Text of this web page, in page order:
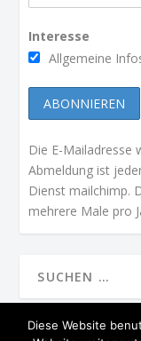
Interesse
Allgemeine
Die E-Mailadresse
Abmeldung ist
Dienst mailchimp.
mehrere Male pro
Diese Website